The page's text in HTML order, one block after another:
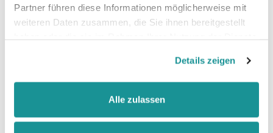
Partner führen diese Informationen möglicherweise mit
weiteren Daten zusammen, die Sie ihnen bereitgestellt
Details zeigen
Alle zulassen
Vegan, WRAP, faire Arbeitsbedingungen, REACH